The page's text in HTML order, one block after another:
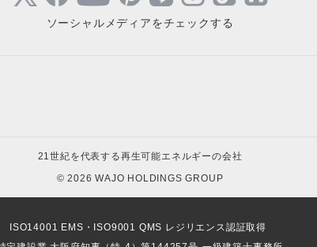
ソーシャルメディアをチェックする
- オンライン個別相談
- 販売パートナー募集
- NonFIT自
- 太陽光発電所の部材販売
- ソーラー
21世紀を代表する再生可能エネルギーの会社
© 2026 WAJO HOLDINGS GROUP
ISO14001 EMS・ISO9001 QMS レジリエンス認証取得